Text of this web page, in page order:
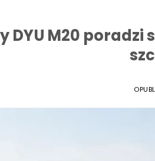
DYU M20